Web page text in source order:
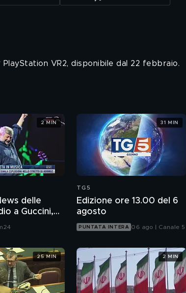
VR2, disponibile dal 22 febbraio.
delle
a Guccini,
2 MIN
TG5
Edizione ore 13.00 del 6
agosto
PUNTATA INTERA 06 ago | Canale 5
31 MIN
25 MIN 2 MIN